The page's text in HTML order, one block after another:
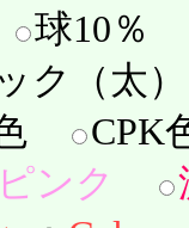
球10％
ク（
ピンク